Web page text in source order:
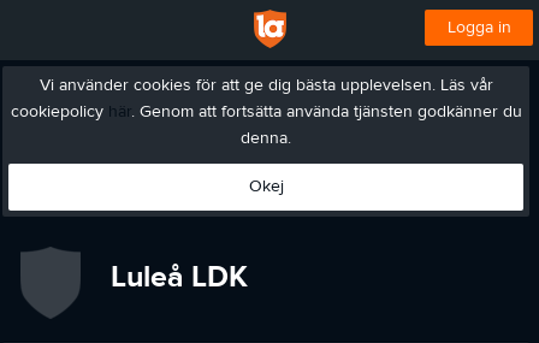
Logga in
Vi använder cookies för att ge dig bästa upplevelsen. Läs vår
cookiepolicy här. Genom att fortsätta använda tjänsten godkänner du
denna.
Okej
Luleå LDK